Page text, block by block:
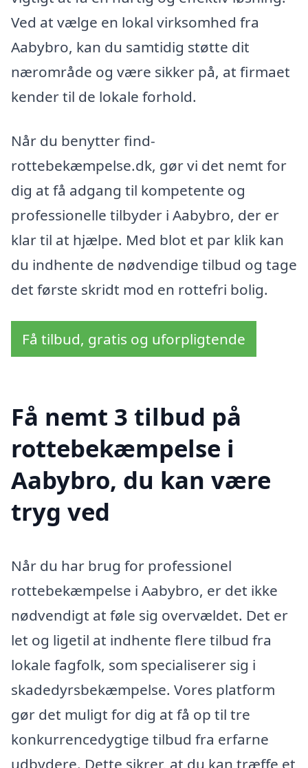
Ved at vælge en lokal virksomhed fra
Aabybro, kan du samtidig støtte dit
nærområde og være sikker på, at firmaet
kender til de lokale forhold.
Når du benytter find-
rottebekæmpelse.dk, gør vi det nemt for
dig at få adgang til kompetente og
professionelle tilbyder i Aabybro, der er
klar til at hjælpe. Med blot et par klik kan
du indhente de nødvendige tilbud og tage
det første skridt mod en rottefri bolig.
Få tilbud, gratis og uforpligtende
Få nemt 3 tilbud på
rottebekæmpelse i
Aabybro, du kan være
tryg ved
Når du har brug for professionel
rottebekæmpelse i Aabybro, er det ikke
nødvendigt at føle sig overvældet. Det er
let og ligetil at indhente flere tilbud fra
lokale fagfolk, som specialiserer sig i
skadedyrsbekæmpelse. Vores platform
gør det muligt for dig at få op til tre
konkurrencedygtige tilbud fra erfarne
udbydere. Dette sikrer, at du kan træffe et